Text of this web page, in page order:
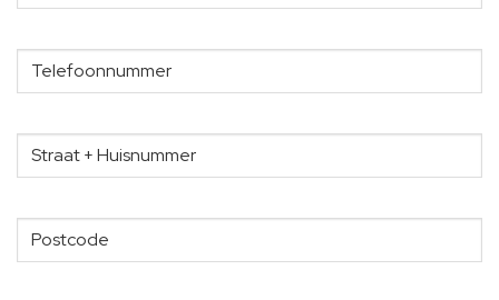
Telefoonnummer
Straat
Postcode
(Vereist)